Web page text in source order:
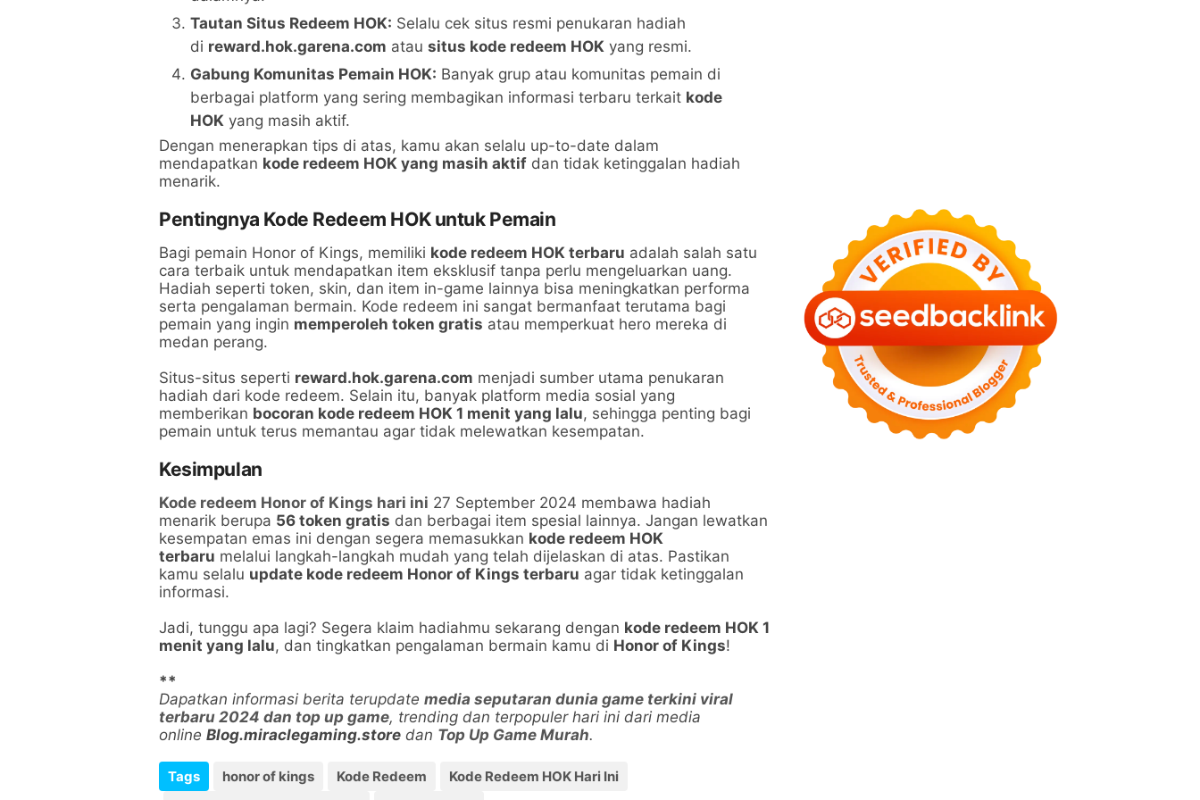
Tautan Situs Redeem HOK: Selalu cek situs resmi penukaran hadiah
di reward.hok.garena.com atau situs kode redeem HOK yang resmi.
Gabung Komunitas Pemain HOK: Banyak grup atau komunitas pemain di
berbagai platform yang sering membagikan informasi terbaru terkait kode
HOK yang masih aktif.
Dengan menerapkan tips di atas, kamu akan selalu up-to-date dalam
mendapatkan kode redeem HOK yang masih aktif dan tidak ketinggalan hadiah
menarik.
Pentingnya Kode Redeem HOK untuk Pemain
Bagi pemain Honor of Kings, memiliki kode redeem HOK terbaru adalah salah satu
cara terbaik untuk mendapatkan item eksklusif tanpa perlu mengeluarkan uang.
Hadiah seperti token, skin, dan item in-game lainnya bisa meningkatkan performa
serta pengalaman bermain. Kode redeem ini sangat bermanfaat terutama bagi
pemain yang ingin memperoleh token gratis atau memperkuat hero mereka di
medan perang.
Situs-situs seperti reward.hok.garena.com menjadi sumber utama penukaran
hadiah dari kode redeem. Selain itu, banyak platform media sosial yang
memberikan bocoran kode redeem HOK 1 menit yang lalu, sehingga penting bagi
pemain untuk terus memantau agar tidak melewatkan kesempatan.
Kesimpulan
Kode redeem Honor of Kings hari ini 27 September 2024 membawa hadiah
menarik berupa 56 token gratis dan berbagai item spesial lainnya. Jangan lewatkan
kesempatan emas ini dengan segera memasukkan kode redeem HOK
terbaru melalui langkah-langkah mudah yang telah dijelaskan di atas. Pastikan
kamu selalu update kode redeem Honor of Kings terbaru agar tidak ketinggalan
informasi.
Jadi, tunggu apa lagi? Segera klaim hadiahmu sekarang dengan kode redeem HOK 1
menit yang lalu, dan tingkatkan pengalaman bermain kamu di Honor of Kings!
**
Dapatkan informasi berita terupdate media seputaran dunia game terkini viral
terbaru 2024 dan top up game, trending dan terpopuler hari ini dari media
online Blog.miraclegaming.store dan Top Up Game Murah.
Tags honor of kings Kode Redeem
Kode Redeem HOK Hari Ini